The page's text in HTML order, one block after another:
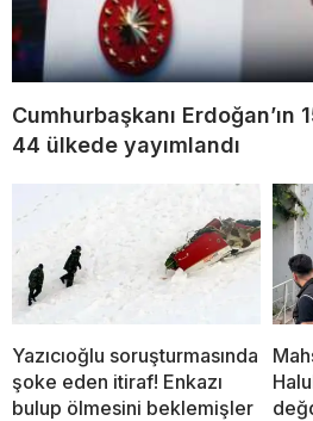
Cumhurbaşkanı Erdoğan’ın
44 ülkede yayımlandı
Yazıcıoğlu soruşturmasında
şoke eden itiraf! Enkazı
bulup ölmesini beklemişler